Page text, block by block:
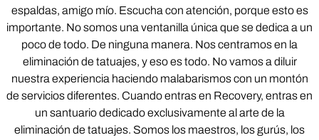
espaldas, amigo mío. Escucha con atención, porque esto es
importante. No somos una ventanilla única que se dedica a un
poco de todo. De ninguna manera. Nos centramos en la
eliminación de tatuajes, y eso es todo. No vamos a diluir
nuestra experiencia haciendo malabarismos con un montón
de servicios diferentes. Cuando entras en Recovery, entras en
un santuario dedicado exclusivamente al arte de la
eliminación de tatuajes. Somos los maestros, los gurús, los